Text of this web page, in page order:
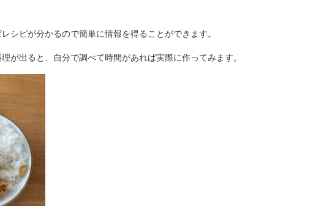
シピが分かるので簡単に情報を得ることができます。
が出ると、自分で調べて時間があれば実際に作ってみます。